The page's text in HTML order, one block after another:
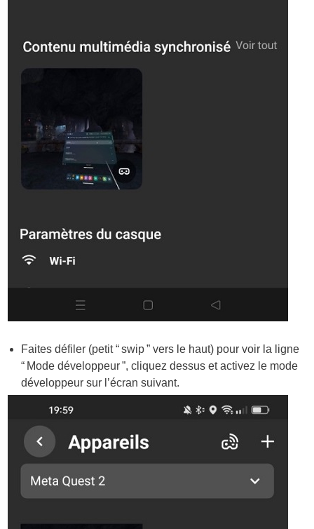
Faites défiler (petit “ swip ” vers le haut) pour voir la ligne
“ Mode développeur ”, cliquez dessus et activez le mode
développeur sur l’écran suivant.